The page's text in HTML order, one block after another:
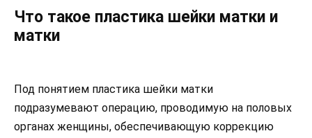
Что такое пластика шейки матки и
матки
Под понятием пластика шейки матки
подразумевают операцию, проводимую на половых
органах женщины, обеспечивающую коррекцию